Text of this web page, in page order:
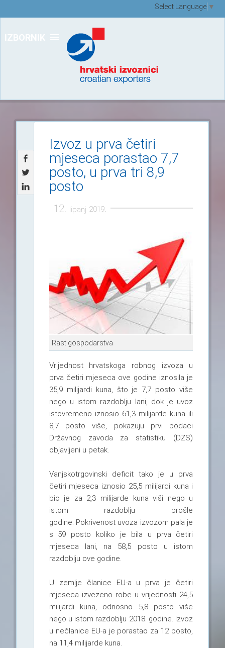
IZBORNIK
Select Language ▼
Izvoz u prva četiri
mjeseca porastao 7,7
posto, u prva tri 8,9
posto
12. lipanj 2019.
Rast gospodarstva
Vrijednost hrvatskoga robnog izvoza u
prva četiri mjeseca ove godine iznosila je
35,9 milijardi kuna, što je 7,7 posto više
nego u istom razdoblju lani, dok je uvoz
istovremeno iznosio 61,3 milijarde kuna ili
8,7 posto više, pokazuju prvi podaci
Državnog zavoda za statistiku (DZS)
objavljeni u petak.
Vanjskotrgovinski deficit tako je u prva
četiri mjeseca iznosio 25,5 milijardi kuna i
bio je za 2,3 milijarde kuna viši nego u
istom razdoblju prošle
godine. Pokrivenost uvoza izvozom pala je
s 59 posto koliko je bila u prva četiri
mjeseca lani, na 58,5 posto u istom
razdoblju ove godine.
U zemlje članice EU-a u prva je četiri
mjeseca izvezeno robe u vrijednosti 24,5
milijardi kuna, odnosno 5,8 posto više
nego u istom razdoblju 2018. godine. Izvoz
u nečlanice EU-a je porastao za 12 posto,
na 11,4 milijarde kuna.